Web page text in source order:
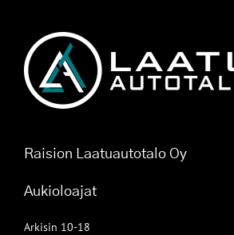
Raision Laatuautotalo Oy
Aukioloajat
Arkisin 10-18